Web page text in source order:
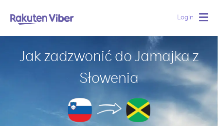
Login
Jak zadzwonić do Jamajka z
Słowenia